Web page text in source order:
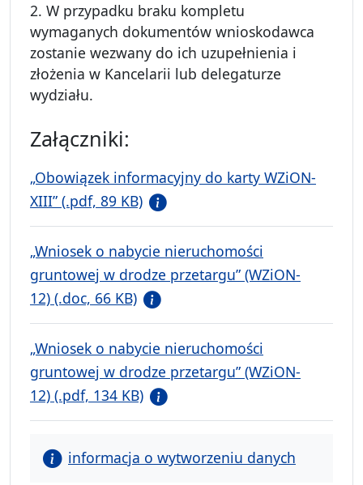
2. W przypadku braku kompletu
wymaganych dokumentów wnioskodawca
zostanie wezwany do ich uzupełnienia i
złożenia w Kancelarii lub delegaturze
wydziału.
Załączniki:
„Obowiązek informacyjny do karty WZiON-
XIII” (.pdf, 89 KB)
„Wniosek o nabycie nieruchomości
gruntowej w drodze przetargu” (WZiON-
12) (.doc, 66 KB)
„Wniosek o nabycie nieruchomości
gruntowej w drodze przetargu” (WZiON-
12) (.pdf, 134 KB)
informacja o wytworzeniu danych